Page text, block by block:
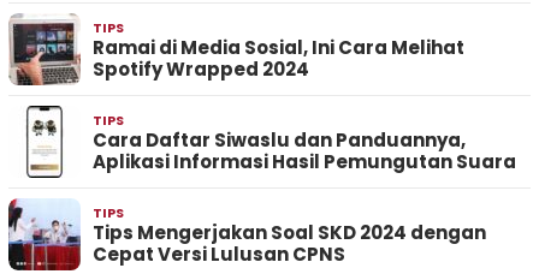
TIPS
Ramai di Media Sosial, Ini Cara Melihat
Spotify Wrapped 2024
TIPS
Cara Daftar Siwaslu dan Panduannya,
Aplikasi Informasi Hasil Pemungutan Suara
TIPS
Tips Mengerjakan Soal SKD 2024 dengan
Cepat Versi Lulusan CPNS